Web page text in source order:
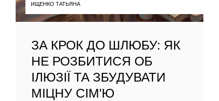
ИЩЕНКО ТАТЬЯНА
ЗА КРОК ДО ШЛЮБУ: ЯК
НЕ РОЗБИТИСЯ ОБ
ІЛЮЗІЇ ТА ЗБУДУВАТИ
МІЦНУ СІМ'Ю